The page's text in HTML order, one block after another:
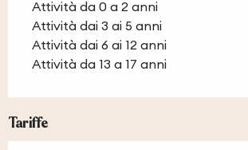
Attività da 0 a 2 anni
Attività dai 3 ai 5 anni
Attività dai 6 ai 12 anni
Attività da 13 a 17 anni
Tariffe